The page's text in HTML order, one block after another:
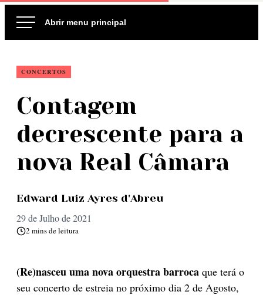
para
o
CONCERTOS
Contagem
decrescente para a
nova Real Câmara
Edward Luiz Ayres d'Abreu
29 de Julho de 2021
2 mins de leitura
(Re)nasceu uma nova orquestra barroca que terá o
seu concerto de estreia no próximo dia 2 de Agosto,